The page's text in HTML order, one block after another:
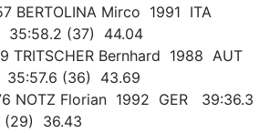
BERTOLINA Mirco 1991 ITA
35:58.2 (37) 44.04
Bernhard 1988 AUT
(36) 43.69
NOTZ Florian 1992 GER 39:36.3
(29) 36.43